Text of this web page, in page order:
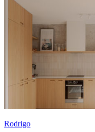
Rodrigo